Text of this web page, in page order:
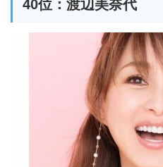
40位：渡辺美奈代